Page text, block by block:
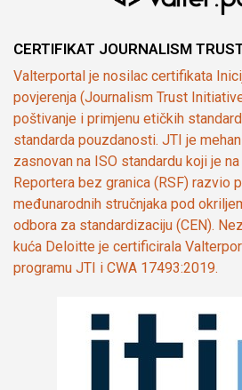
CERTIFIKAT JOURNALISM
Valterportal je nosilac certifikata
povjerenja (Journalism Trust
poštivanje i primjenu etičkih
standarda pouzdanosti. JTI je
zasnovan na ISO standardu koji je
Reportera bez granica (RSF) razvio
međunarodnih stručnjaka pod
odbora za standardizaciju (CEN).
kuća Deloitte je certificirala
programu JTI i CWA 17493:2019.